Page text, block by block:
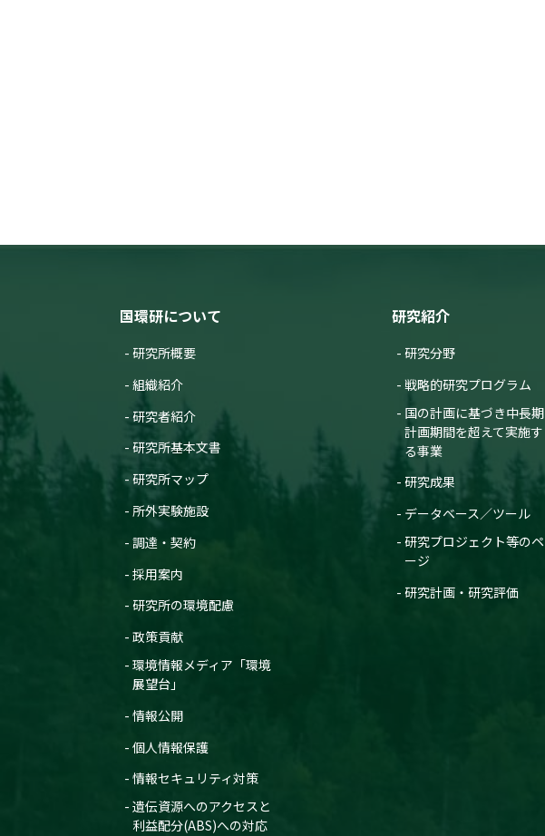
国環研について
研究所概要
組織紹介
研究者紹介
研究所基本文書
研究所マップ
所外実験施設
調達・契約
採用案内
研究所の環境配慮
政策貢献
環境情報メディア「環境
展望台」
情報公開
個人情報保護
情報セキュリティ対策
遺伝資源へのアクセスと
利益配分(ABS)への対応
研究紹介
研究分野
戦略的研究プログラム
国の計画に基づき中長期
計画期間を超えて実施す
る事業
研究成果
データベース／ツール
研究プロジェクト等のペ
ージ
研究計画・研究評価